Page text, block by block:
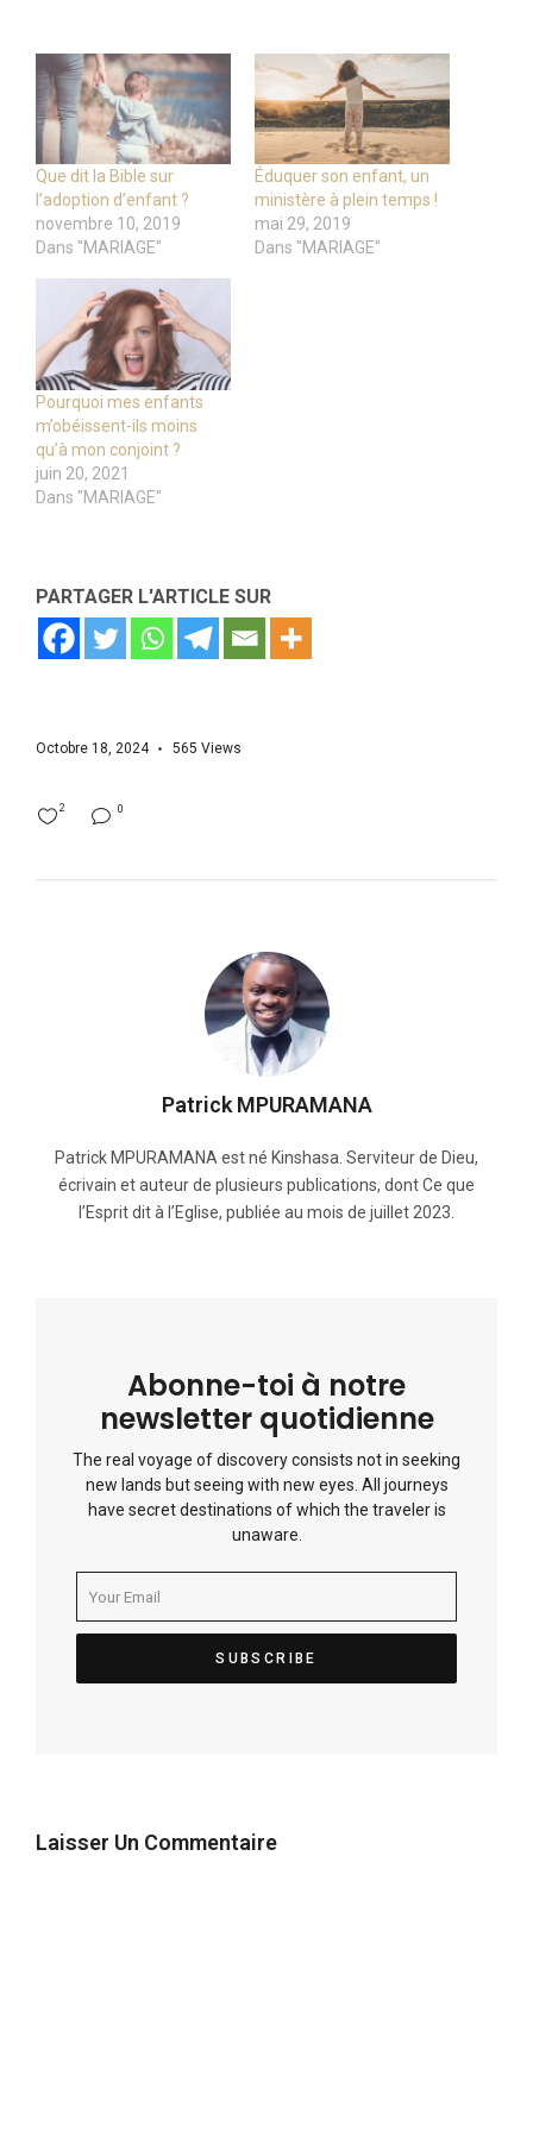
Que dit la Bible sur
l’adoption d’enfant ?
novembre 10, 2019
Dans "MARIAGE"
Éduquer son enfant, un
ministère à plein temps !
mai 29, 2019
Dans "MARIAGE"
Pourquoi mes enfants
m’obéissent-ils moins
qu’à mon conjoint ?
juin 20, 2021
Dans "MARIAGE"
PARTAGER L'ARTICLE SUR
Octobre 18, 2024 565 Views
0
2
Patrick MPURAMANA
Patrick MPURAMANA est né Kinshasa. Serviteur de Dieu,
écrivain et auteur de plusieurs publications, dont Ce que
l’Esprit dit à l’Eglise, publiée au mois de juillet 2023.
Abonne-toi à notre
newsletter quotidienne
The real voyage of discovery consists not in seeking
new lands but seeing with new eyes. All journeys
have secret destinations of which the traveler is
unaware.
Laisser Un Commentaire